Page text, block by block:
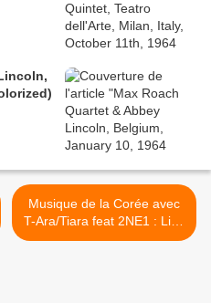
Musique de la Corée avec
T-Ara/Tiara feat 2NE1 : Lies
I don't care MV >